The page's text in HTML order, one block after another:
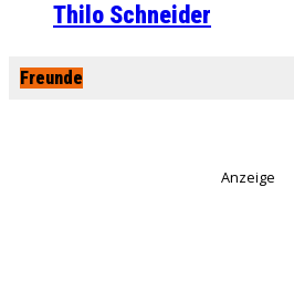
Thilo Schneider
Freunde
Anzeige